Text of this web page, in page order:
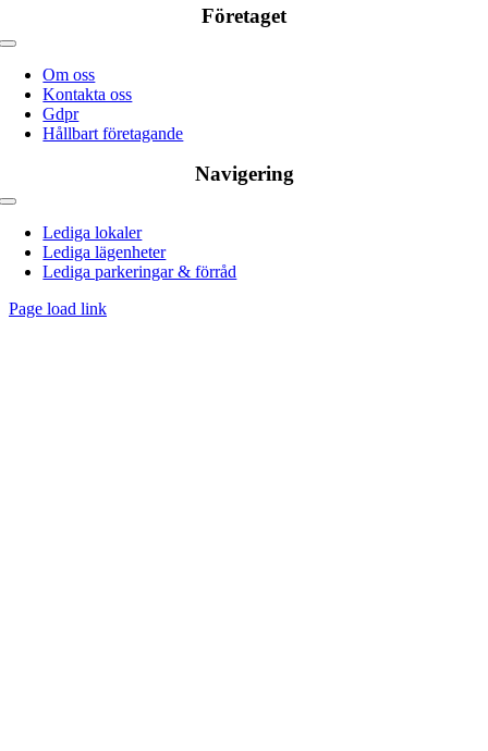
Företaget
Toggle
navigationOm oss
Kontakta oss
Gdpr
Hållbart företagande
Navigering
Toggle
navigationLediga lokaler
Lediga lägenheter
Lediga parkeringar & förråd
Page load link